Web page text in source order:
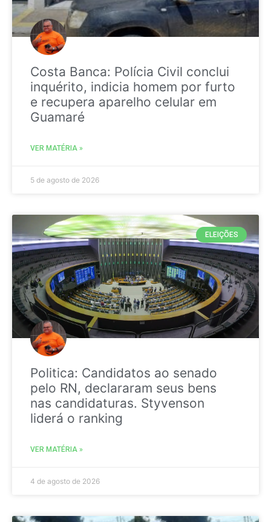
Costa Banca: Polícia Civil conclui
inquérito, indicia homem por furto
e recupera aparelho celular em
Guamaré
VER MATÉRIA »
5 de agosto de 2026
ELEIÇÕES
Politica: Candidatos ao senado
pelo RN, declararam seus bens
nas candidaturas. Styvenson
liderá o ranking
VER MATÉRIA »
4 de agosto de 2026